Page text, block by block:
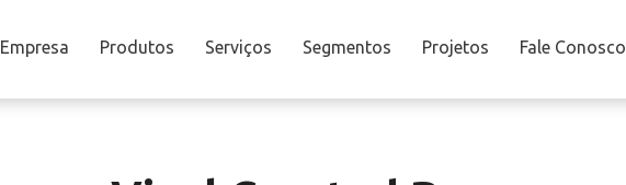
Empresa Produtos Serviços Segmentos Projetos Fale Conosco